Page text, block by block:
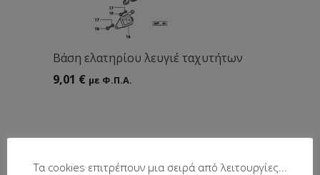
Bάση ελατηρίου λευγιέ ταχυτήτων
9,01 € με Φ.Π.Α.
Τα cookies επιτρέπουν μια σειρά από λειτουργίες...